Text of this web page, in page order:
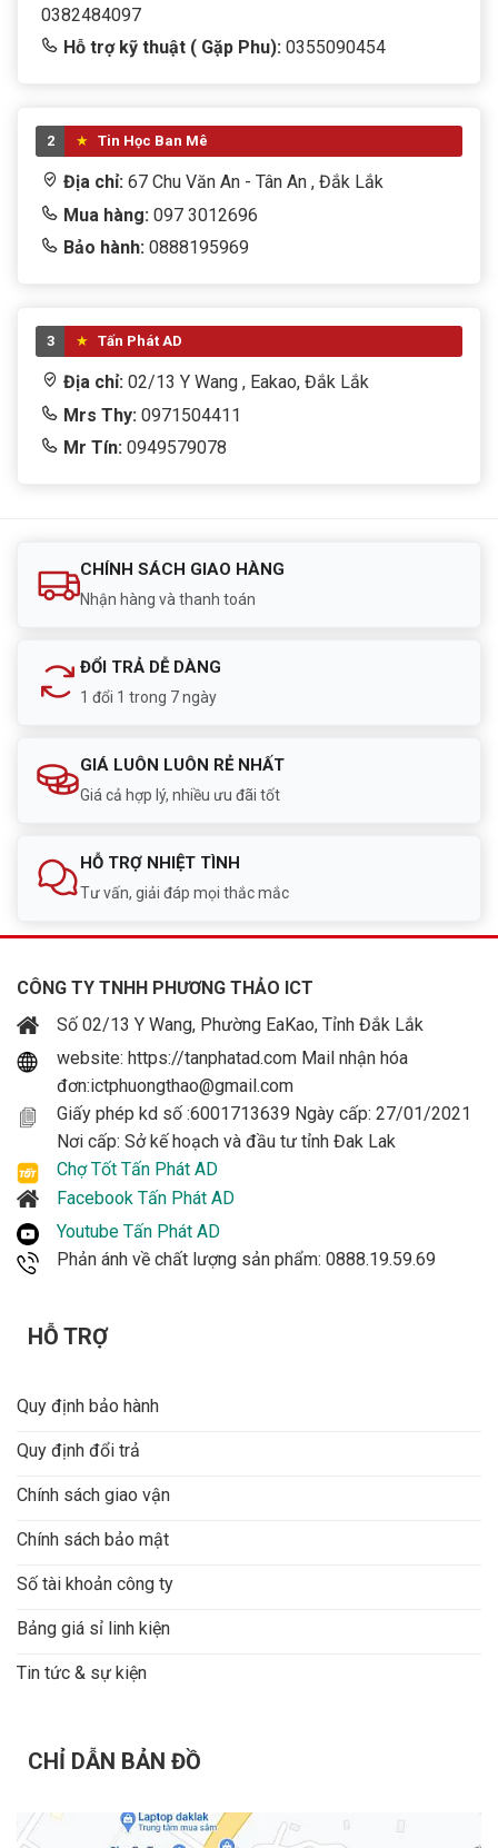
0382484097
Hỗ trợ kỹ thuật ( Gặp Phu): 0355090454
2 Tin Học Ban Mê
Địa chỉ: 67 Chu Văn An - Tân An , Đắk Lắk
Mua hàng: 097 3012696
Bảo hành: 0888195969
3 Tấn Phát AD
Địa chỉ: 02/13 Y Wang , Eakao, Đắk Lắk
Mrs Thy: 0971504411
Mr Tín: 0949579078
CHÍNH SÁCH GIAO HÀNG
Nhận hàng và thanh toán
ĐỔI TRẢ DỄ DÀNG
1 đổi 1 trong 7 ngày
GIÁ LUÔN LUÔN RẺ NHẤT
Giá cả hợp lý, nhiều ưu đãi tốt
HỖ TRỢ NHIỆT TÌNH
Tư vấn, giải đáp mọi thắc mắc
CÔNG TY TNHH PHƯƠNG THẢO ICT
Số 02/13 Y Wang, Phường EaKao, Tỉnh Đắk Lắk
website: https://tanphatad.com Mail nhận hóa
đơn:ictphuongthao@gmail.com
Giấy phép kd số :6001713639 Ngày cấp: 27/01/2021
Nơi cấp: Sở kế hoạch và đầu tư tỉnh Đak Lak
Chợ Tốt Tấn Phát AD
Facebook Tấn Phát AD
Youtube Tấn Phát AD
Phản ánh về chất lượng sản phẩm: 0888.19.59.69
HỖ TRỢ
Quy định bảo hành
Quy định đổi trả
Chính sách giao vận
Chính sách bảo mật
Số tài khoản công ty
Bảng giá sỉ linh kiện
Tin tức & sự kiện
CHỈ DẪN BẢN ĐỒ